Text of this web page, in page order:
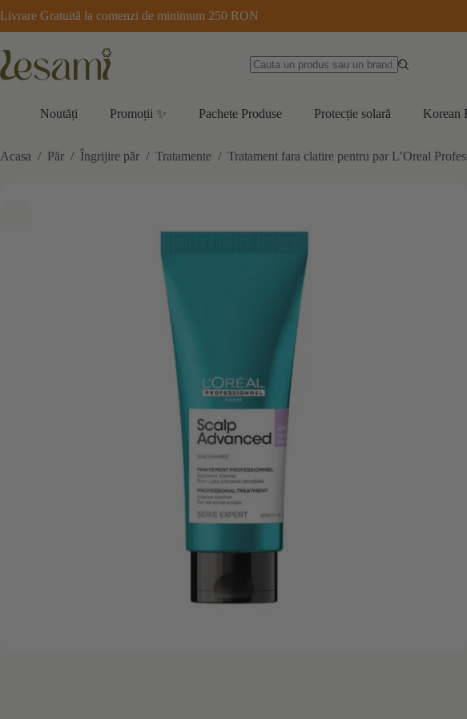
la
conținut
Livrare Gratuită la comenzi de minimum 250 RON
Noutăți Promoții ✨ Pachete Produse Protecție solară Korean
Acasa / Păr / Îngrijire păr / Tratamente / Tratament fara clatire pentru par L’Oreal